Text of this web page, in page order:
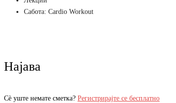
Сабота: Cardio Workout
Најава
Сè уште немате сметка? Регистрирајте се бесплатно